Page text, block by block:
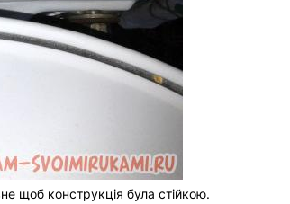
щоб конструкція була стійкою.